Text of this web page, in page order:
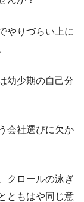
やりづらい上に
幼少期の自己分
会社選びに欠か
クロールの泳ぎ
ともはや同じ意